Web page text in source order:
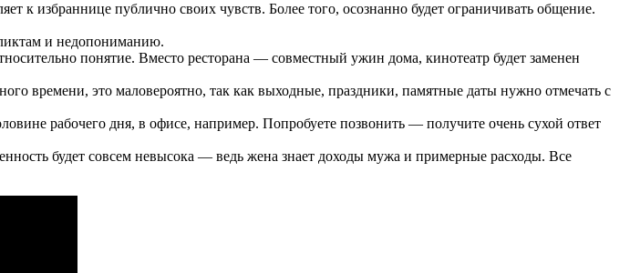
к избраннице публично своих чувств. Более того, осознанно будет ограничивать общение.
и недопониманию.
понятие. Вместо ресторана — совместный ужин дома, кинотеатр будет заменен
времени, это маловероятно, так как выходные, праздники, памятные даты нужно отмечать с
рабочего дня, в офисе, например. Попробуете позвонить — получите очень сухой ответ
будет совсем невысока — ведь жена знает доходы мужа и примерные расходы. Все